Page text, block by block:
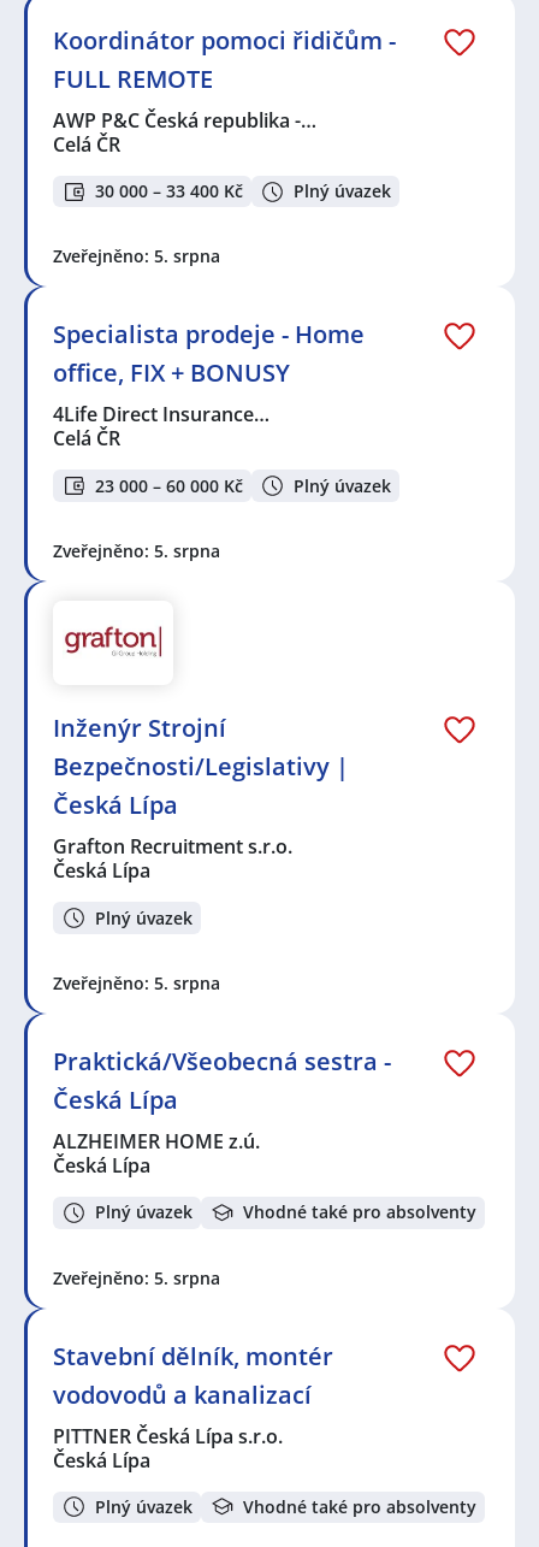
Koordinátor pomoci řidičům -
FULL REMOTE
AWP P&C Česká republika -…
Celá ČR
30 000 – 33 400 Kč Plný úvazek
Zveřejněno: 5. srpna
Specialista prodeje - Home
office, FIX + BONUSY
4Life Direct Insurance…
Celá ČR
23 000 – 60 000 Kč Plný úvazek
Zveřejněno: 5. srpna
Inženýr Strojní
Bezpečnosti/Legislativy |
Česká Lípa
Grafton Recruitment s.r.o.
Česká Lípa
Plný úvazek
Zveřejněno: 5. srpna
Praktická/Všeobecná sestra -
Česká Lípa
ALZHEIMER HOME z.ú.
Česká Lípa
Plný úvazek Vhodné také pro absolventy
Zveřejněno: 5. srpna
Stavební dělník, montér
vodovodů a kanalizací
PITTNER Česká Lípa s.r.o.
Česká Lípa
Plný úvazek Vhodné také pro absolventy